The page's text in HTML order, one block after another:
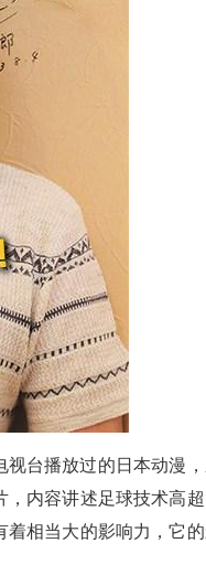
台播放过的日本动漫
内容讲述足球技术高
着相当大的影响力，它